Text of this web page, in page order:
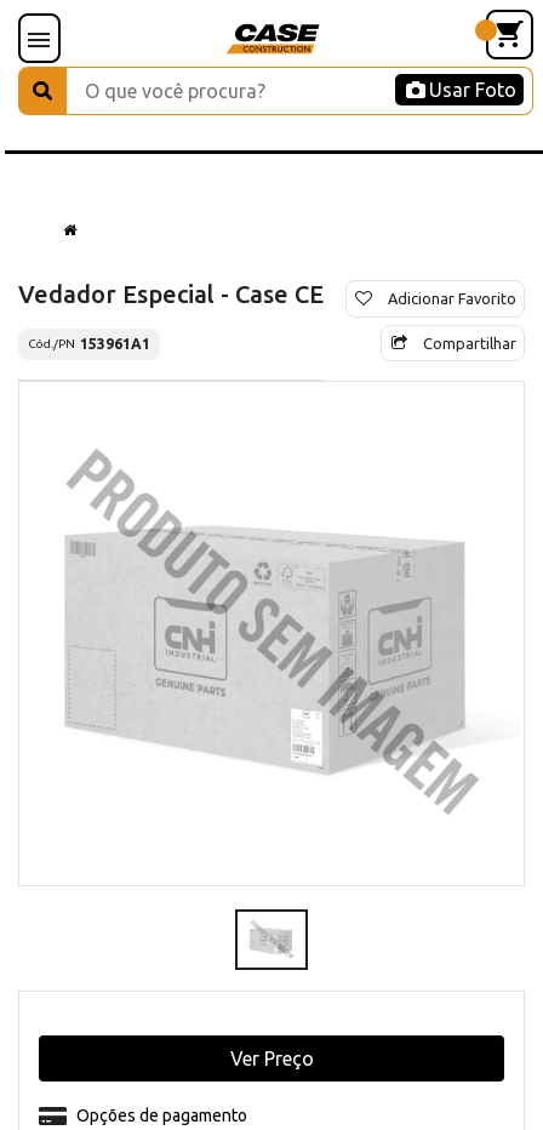
Usar Foto
Vedador Especial - Case CE
Cód./PN 153961A1
Adicionar Favorito
Compartilhar
Opções de pagamento
Ver Preço